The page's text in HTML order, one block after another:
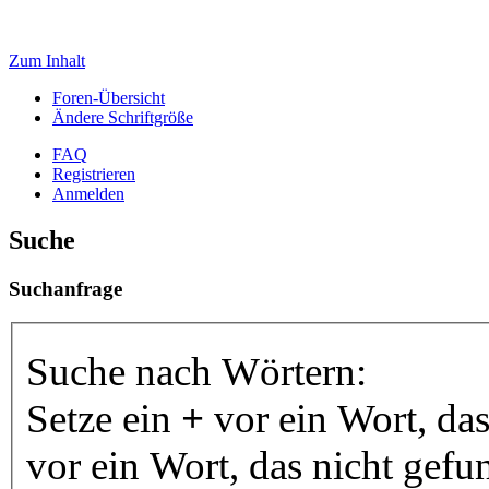
Zum Inhalt
Foren-Übersicht
Ändere Schriftgröße
FAQ
Registrieren
Anmelden
Suche
Suchanfrage
Suche nach Wörtern:
Setze ein + vor ein Wort,
vor ein Wort, das nicht